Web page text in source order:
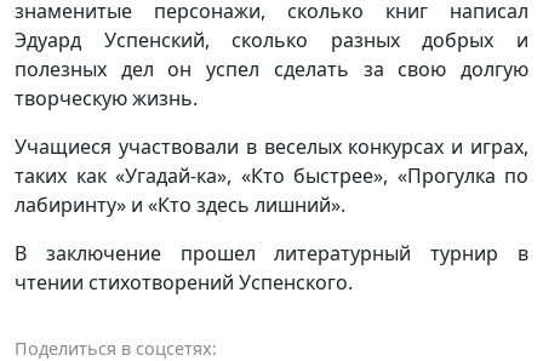
знаменитые персонажи, сколько книг написал
Эдуард Успенский, сколько разных добрых и
полезных дел он успел сделать за свою долгую
творческую жизнь.
Учащиеся участвовали в веселых конкурсах и играх,
таких как «Угадай-ка», «Кто быстрее», «Прогулка по
лабиринту» и «Кто здесь лишний».
В заключение прошел литературный турнир в
чтении стихотворений Успенского.
Поделиться в соцсетях: